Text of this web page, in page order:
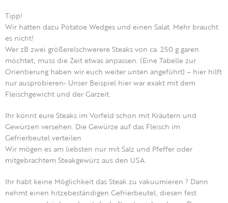
Tipp!
Wir hatten dazu Potatoe Wedges und einen Salat. Mehr braucht
es nicht!
Wer zB zwei größere|schwerere Steaks von ca. 250 g garen
möchtet, muss die Zeit etwas anpassen. (Eine Tabelle zur
Orientierung haben wir euch weiter unten angeführt) – hier hilft
nur ausprobieren- Unser Beispiel hier war exakt mit dem
Fleischgewicht und der Garzeit.
Ihr könnt eure Steaks im Vorfeld schon mit Kräutern und
Gewürzen versehen. Die Gewürze auf das Fleisch im
Gefrierbeutel verteilen
Wir mögen es am liebsten nur mit Salz und Pfeffer oder
mitgebrachtem Steakgewürz aus den USA.
Ihr habt keine Möglichkeit das Steak zu vakuumieren ? Dann
nehmt einen hitzebeständigen Gefrierbeutel, diesen fest